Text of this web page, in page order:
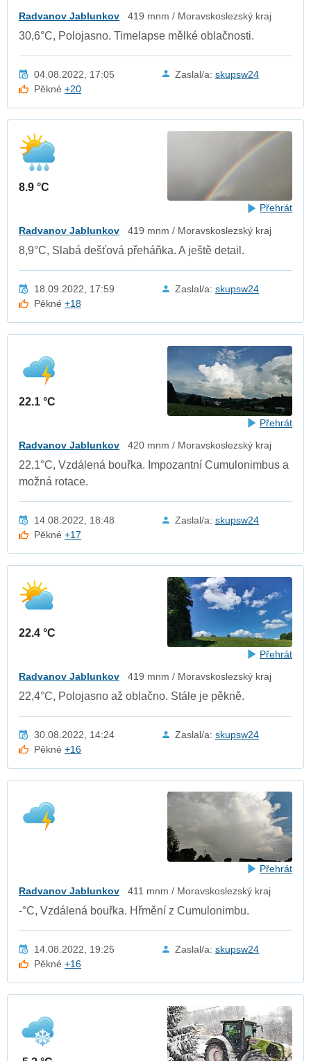
Radvanov Jablunkov 419 mnm / Moravskoslezský kraj
30,6°C, Polojasno. Timelapse mělké oblačnosti.
04.08.2022, 17:05 Zaslal/a: skupsw24
Pěkné+20
8.9 °C
Přehrát
Radvanov Jablunkov 419 mnm / Moravskoslezský kraj
8,9°C, Slabá dešťová přeháňka. A ještě detail.
18.09.2022, 17:59 Zaslal/a: skupsw24
Pěkné+18
22.1 °C
Přehrát
Radvanov Jablunkov 420 mnm / Moravskoslezský kraj
22,1°C, Vzdálená bouřka. Impozantní Cumulonimbus a
možná rotace.
14.08.2022, 18:48 Zaslal/a: skupsw24
Pěkné+17
22.4 °C
Přehrát
Radvanov Jablunkov 419 mnm / Moravskoslezský kraj
22,4°C, Polojasno až oblačno. Stále je pěkně.
30.08.2022, 14:24 Zaslal/a: skupsw24
Pěkné+16
Přehrát
Radvanov Jablunkov 411 mnm / Moravskoslezský kraj
-°C, Vzdálená bouřka. Hřmění z Cumulonimbu.
14.08.2022, 19:25 Zaslal/a: skupsw24
Pěkné+16